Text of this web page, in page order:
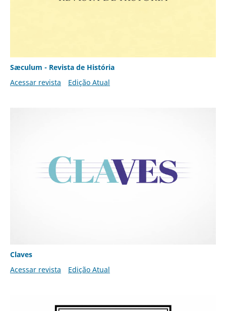
Sæculum - Revista de História
Acessar revista
Edição Atual
Claves
Acessar revista
Edição Atual